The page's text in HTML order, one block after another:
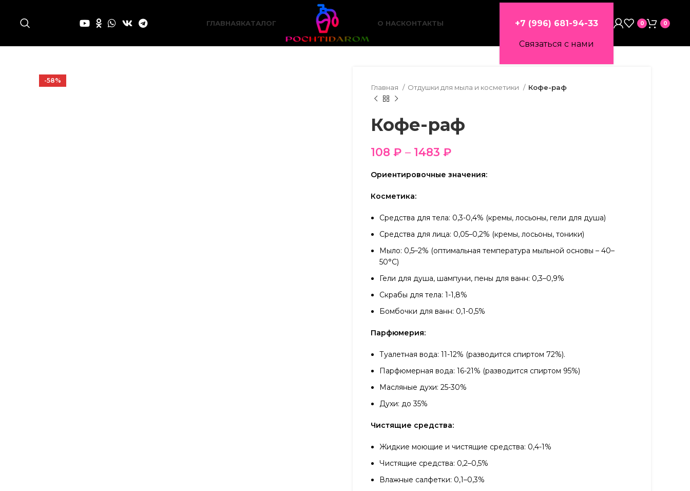
ГЛАВНАЯКАТАЛОГ О НАСКОНТАКТЫ +7 (996) 681-94-33
Связаться с нами
0 0
-58%
Главная Отдушки для мыла и косметики Кофе-раф
Кофе-раф
108 ₽ – 1483 ₽
Ориентировочные значения:
Косметика:
Средства для тела: 0,3-0,4% (кремы, лосьоны, гели для душа)
Средства для лица: 0,05–0,2% (кремы, лосьоны, тоники)
Мыло: 0,5–2% (оптимальная температура мыльной основы – 40–
50°С)
Гели для душа, шампуни, пены для ванн: 0,3–0,9%
Скрабы для тела: 1-1,8%
Бомбочки для ванн: 0,1-0,5%
Парфюмерия:
Туалетная вода: 11-12% (разводится спиртом 72%).
Парфюмерная вода: 16-21% (разводится спиртом 95%)
Масляные духи: 25-30%
Духи: до 35%
Чистящие средства:
Жидкие моющие и чистящие средства: 0,4-1%
Чистящие средства: 0,2–0,5%
Влажные салфетки: 0,1–0,3%